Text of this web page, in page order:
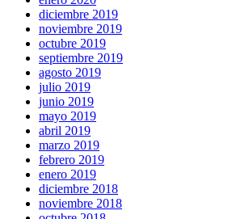
diciembre 2019
noviembre 2019
octubre 2019
septiembre 2019
agosto 2019
julio 2019
junio 2019
mayo 2019
abril 2019
marzo 2019
febrero 2019
enero 2019
diciembre 2018
noviembre 2018